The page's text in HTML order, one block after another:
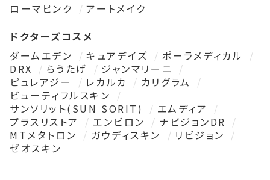
ローマピンク
アートメイク
ドクターズコスメ
ダームエデン
キュアデイズ
ポーラメディカル
DRX
らうたげ
ジャンマリーニ
ピュレアジー
レカルカ
カリグラム
ビューティフルスキン
サンソリット(SUN SORIT)
エムディア
プラスリストア
エンビロン
ナビジョンDR
MTメタトロン
ガウディスキン
リビジョン
ゼオスキン